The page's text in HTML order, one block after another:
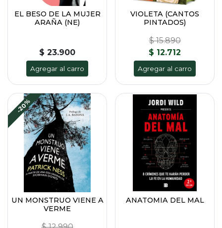
EL BESO DE LA MUJER
ARAÑA (NE)
$ 23.900
Agregar al carro
VIOLETA (CANTOS
PINTADOS)
$ 15.890
$ 12.712
Agregar al carro
-20%
UN MONSTRUO VIENE A
VERME
ANATOMIA DEL MAL